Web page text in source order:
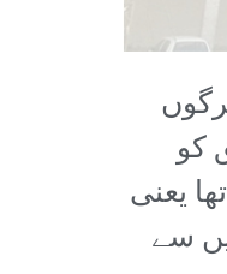
کو
مختص کیا گیا تھا یعنی
روپے ہے۔ اس میں سے